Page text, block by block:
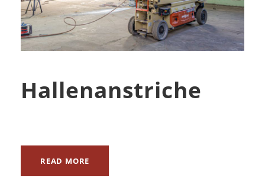
Hallenanstriche
READ MORE